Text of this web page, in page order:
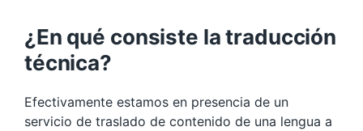
¿En qué consiste la traducción
técnica?
Efectivamente estamos en presencia de un
servicio de traslado de contenido de una lengua a